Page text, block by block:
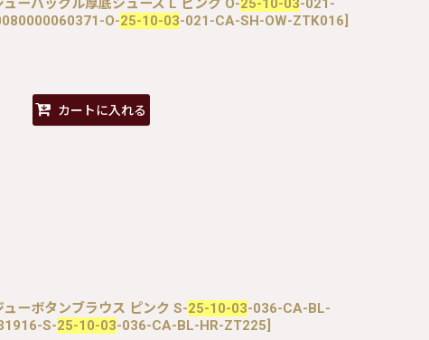
ーバックル厚底シューズ L ピンク O-25-10-03-021-
O-25-10-03-021-CA-SH-OW-ZTK016]
カートに入れる
ーボタンブラウス ピンク S-25-10-03-036-CA-BL-
S-25-10-03-036-CA-BL-HR-ZT225]